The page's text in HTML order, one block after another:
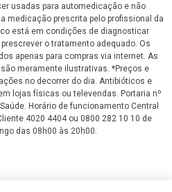
usadas para automedicação e não
medicação prescrita pelo profissional da
está em condições de diagnosticar
o tratamento adequado. Os
apenas para compras via internet. As
meramente ilustrativas. *Preços e
no decorrer do dia. Antibióticos e
lojas físicas ou televendas. Portaria nº
Horário de funcionamento Central
4020 4404 ou 0800 282 10 10 de
das 08h00 às 20h00.